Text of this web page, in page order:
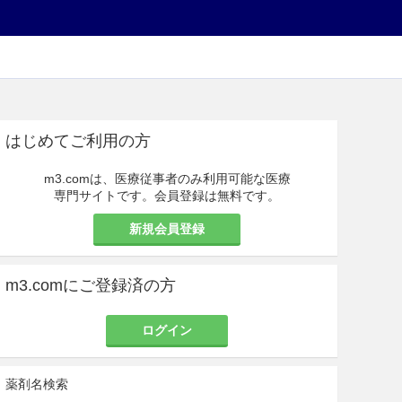
はじめてご利用の方
m3.comは、医療従事者のみ利用可能な医療
専門サイトです。会員登録は無料です。
新規会員登録
m3.comにご登録済の方
ログイン
薬剤名検索